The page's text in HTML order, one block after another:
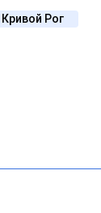
Кривой Рог